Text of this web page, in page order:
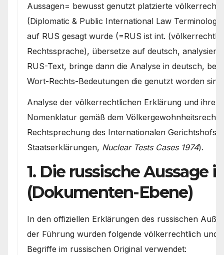
Aussagen= bewusst genutzt platzierte
(Diplomatic & Public International Law
auf RUS gesagt wurde (=RUS ist int.
Rechtssprache), übersetze auf deutsch,
RUS-Text, bringe dann die Analyse in deutsch,
Wort-Rechts-Bedeutungen die genutzt worden
Analyse der völkerrechtlichen Erklärung und ihrer
Nomenklatur gemäß dem Völkergewohnheitsrecht
Rechtsprechung des Internationalen Gerichtshofs
Staatserklärungen, Nuclear Tests Cases 1974).
1. Die russische Aussage
(Dokumenten-Ebene)
In den offiziellen Erklärungen des russischen
der Führung wurden folgende völkerrechtlich und
Begriffe im russischen Original verwendet: